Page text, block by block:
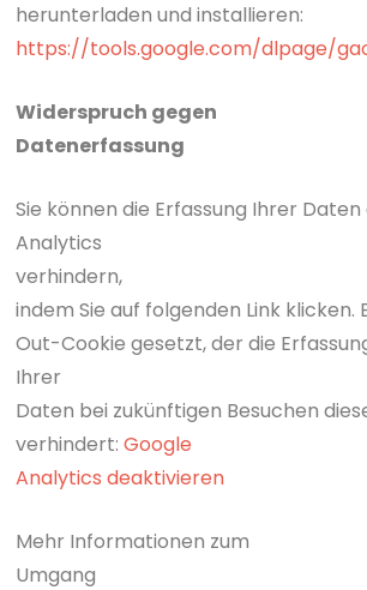
herunterladen und installieren:
https://tools.google.com/dlpage/
Widerspruch gegen
Datenerfassung
Sie können die Erfassung Ihrer
Analytics
verhindern,
indem Sie auf folgenden Link klicken.
Out-Cookie gesetzt, der die
Ihrer
Daten bei zukünftigen Besuchen
verhindert:Google
Analytics deaktivieren
Mehr Informationen zum
Umgang